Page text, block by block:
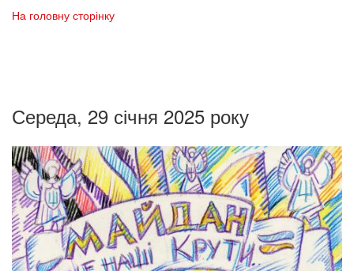
На головну сторінку
Середа, 29 січня 2025 року